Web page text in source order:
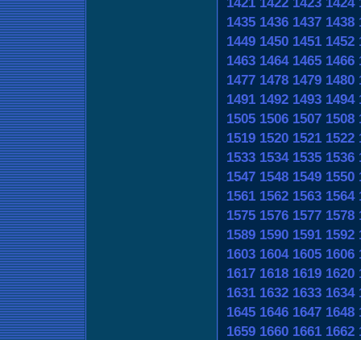
1435 1436 1437 1438
1449 1450 1451 1452
1463 1464 1465 1466
1477 1478 1479 1480
1491 1492 1493 1494
1505 1506 1507 1508
1519 1520 1521 1522
1533 1534 1535 1536
1547 1548 1549 1550
1561 1562 1563 1564
1575 1576 1577 1578
1589 1590 1591 1592
1603 1604 1605 1606
1617 1618 1619 1620
1631 1632 1633 1634
1645 1646 1647 1648
1659 1660 1661 1662